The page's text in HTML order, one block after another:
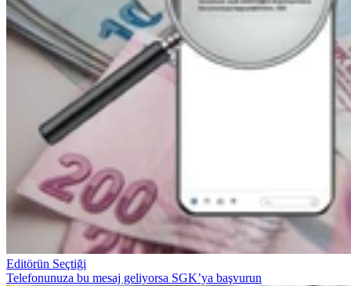
Editörün Seçtiği
Telefonunuza bu mesaj geliyorsa SGK’ya başvurun